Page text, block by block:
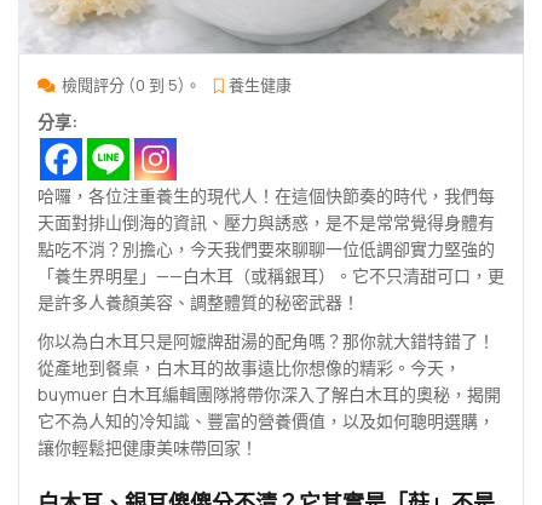
檢閱評分 (0 到 5)。 養生健康
分享:
哈囉，各位注重養生的現代人！在這個快節奏的時代，我們每
天面對排山倒海的資訊、壓力與誘惑，是不是常常覺得身體有
點吃不消？別擔心，今天我們要來聊聊一位低調卻實力堅強的
「養生界明星」——白木耳（或稱銀耳）。它不只清甜可口，更
是許多人養顏美容、調整體質的秘密武器！
你以為白木耳只是阿嬤牌甜湯的配角嗎？那你就大錯特錯了！
從產地到餐桌，白木耳的故事遠比你想像的精彩。今天，
buymuer 白木耳編輯團隊將帶你深入了解白木耳的奧秘，揭開
它不為人知的冷知識、豐富的營養價值，以及如何聰明選購，
讓你輕鬆把健康美味帶回家！